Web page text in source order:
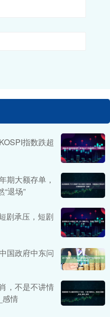
指数跌超
期大额存单，
退场”
剧承压，短剧
国政府中东问
，不是不讲情
感情